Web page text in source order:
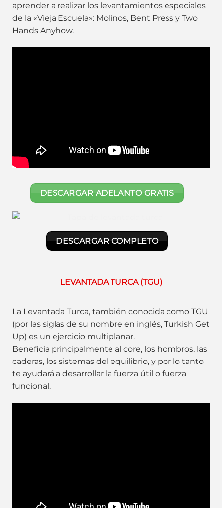
aprender a realizar los levantamientos especiales
de la «Vieja Escuela»: Molinos, Bent Press y Two
Hands Anyhow.
DESCARGAR ADELANTO GRATIS
DESCARGAR COMPLETO
LEVANTADA TURCA (TGU)
La Levantada Turca, también conocida como TGU
(por las siglas de su nombre en inglés, Turkish Get
Up) es un ejercicio multiplanar.
Beneficia principalmente al core, los hombros, las
caderas, los sistemas del equilibrio, y por lo tanto
te ayudará a desarrollar la fuerza útil o fuerza
funcional.